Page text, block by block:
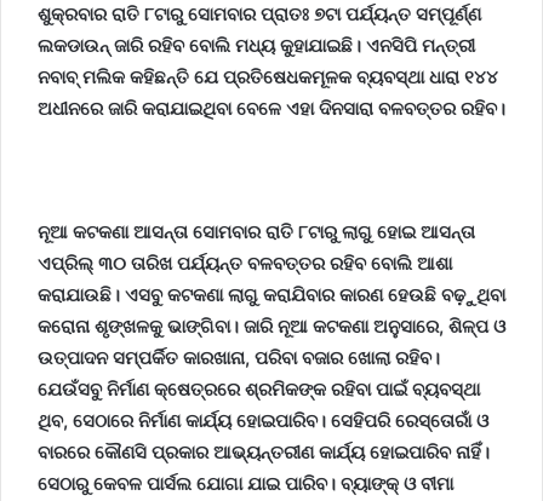
ଶୁକ୍ରବାର ରାତି ୮ଟାରୁ ସୋମବାର ପ୍ରାତଃ ୭ଟା ପର୍ଯ୍ୟନ୍ତ ସମ୍ପୂର୍ଣ୍ଣ
ଲକଡାଉନ୍ ଜାରି ରହିବ ବୋଲି ମଧ୍ୟ କୁହାଯାଇଛି। ଏନସିପି ମନ୍ତ୍ରୀ
ନବାବ୍ ମଲିକ କହିଛନ୍ତି ଯେ ପ୍ରତିଷେଧକମୂଳକ ବ୍ୟବସ୍ଥା ଧାରା ୧୪୪
ଅଧୀନରେ ଜାରି କରାଯାଇଥିବା ବେଳେ ଏହା ଦିନସାରା ବଳବତ୍ତର ରହିବ।
ନୂଆ କଟକଣା ଆସନ୍ତା ସୋମବାର ରାତି ୮ଟାରୁ ଲାଗୁ ହୋଇ ଆସନ୍ତା
ଏପ୍ରିଲ୍ ୩୦ ତାରିଖ ପର୍ଯ୍ୟନ୍ତ ବଳବତ୍ତର ରହିବ ବୋଲି ଆଶା
କରାଯାଉଛି। ଏସବୁ କଟକଣା ଲାଗୁ କରାଯିବାର କାରଣ ହେଉଛି ବଢ଼ୁଥିବା
କରୋନା ଶୃଙ୍ଖଳକୁ ଭାଙ୍ଗିବା। ଜାରି ନୂଆ କଟକଣା ଅନୁସାରେ, ଶିଳ୍ପ ଓ
ଉତ୍ପାଦନ ସମ୍ପର୍କିତ କାରଖାନା, ପରିବା ବଜାର ଖୋଲା ରହିବ।
ଯେଉଁସବୁ ନିର୍ମାଣ କ୍ଷେତ୍ରରେ ଶ୍ରମିକଙ୍କ ରହିବା ପାଇଁ ବ୍ୟବସ୍ଥା
ଥିବ, ସେଠାରେ ନିର୍ମାଣ କାର୍ଯ୍ୟ ହୋଇପାରିବ। ସେହିପରି ରେସ୍ତୋରାଁ ଓ
ବାରରେ କୌଣସି ପ୍ରକାର ଆଭ୍ୟନ୍ତରୀଣ କାର୍ଯ୍ୟ ହୋଇପାରିବ ନାହିଁ।
ସେଠାରୁ କେବଳ ପାର୍ସଲ ଯୋଗା ଯାଇ ପାରିବ। ବ୍ୟାଙ୍କ୍ ଓ ବୀମା